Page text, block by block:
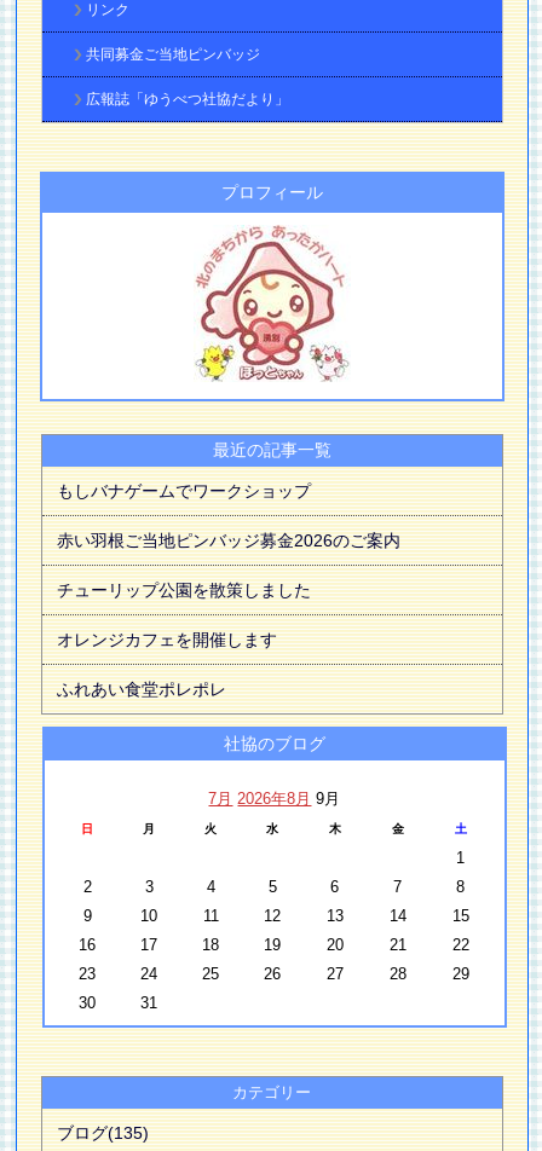
リンク
共同募金ご当地ピンバッジ
広報誌「ゆうべつ社協だより」
プロフィール
最近の記事一覧
もしバナゲームでワークショップ
赤い羽根ご当地ピンバッジ募金2026のご案内
チューリップ公園を散策しました
オレンジカフェを開催します
ふれあい食堂ポレポレ
社協のブログ
7月 2026年8月 9月
日 月 火 水 木 金 土
1
2
3 4 5 6 7
8
9
10 11 12 13 14
15
16
17 18 19 20 21
22
23
24 25 26 27 28
29
30
31
カテゴリー
ブログ(135)